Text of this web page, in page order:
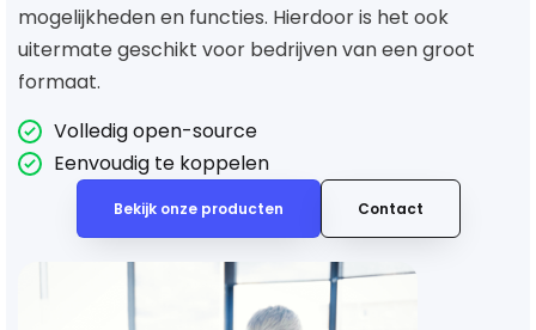
mogelijkheden en functies. Hierdoor is het ook
uitermate geschikt voor bedrijven van een groot
formaat.
Volledig open-source
Eenvoudig te koppelen
Bekijk onze producten Contact